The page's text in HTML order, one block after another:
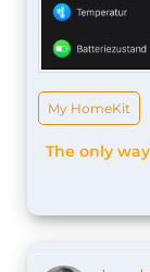
My HomeKit
The only